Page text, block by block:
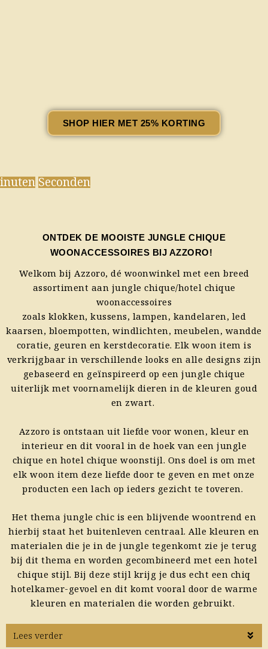
SHOP HIER MET 25% KORTING
Seconden
ONTDEK DE MOOISTE JUNGLE CHIQUE
WOONACCESSOIRES BIJ AZZORO!
Welkom bij Azzoro, dé woonwinkel met een breed
assortiment aan jungle chique/hotel chique
woonaccessoires
zoals klokken,kussens, lampen, kandelaren, led
kaarsen, bloempotten,windlichten, meubelen, wandde
coratie, geuren enkerstdecoratie. Elk woon item is
verkrijgbaar in verschillende looks en alle designs zijn
gebaseerd en geïnspireerd op een jungle chique
uiterlijk met voornamelijk dieren in de kleuren goud
en zwart.
Azzoro is ontstaan uit liefde voor wonen, kleur en
interieur en dit vooral in de hoek van een jungle
chique en hotel chique woonstijl. Ons doel is om met
elk woon item deze liefde door te geven en met onze
producten een lach op ieders gezicht te toveren.
Het thema jungle chic is een blijvende woontrend en
hierbij staat het buitenleven centraal. Alle kleuren en
materialen die je in de jungle tegenkomt zie je terug
bij dit thema en worden gecombineerd met een hotel
chique stijl. Bij deze stijl krijg je dus echt een chiq
hotelkamer-gevoel en dit komt vooral door de warme
kleuren en materialen die worden gebruikt.
Lees verder